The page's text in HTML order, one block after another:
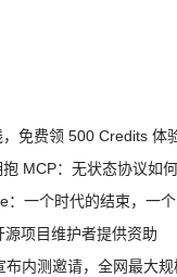
免费领 500 Credits 体
MCP：无状态协议如
：一个时代的结束，一
项目维护者提供资助
内测邀请，全网最大